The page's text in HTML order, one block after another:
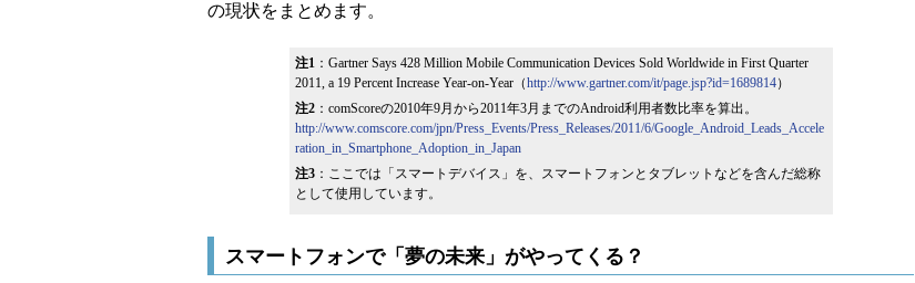
の現状をまとめます。
注1：Gartner Says 428 Million Mobile Communication Devices Sold Worldwide in First Quarter
2011, a 19 Percent Increase Year-on-Year（http://www.gartner.com/it/page.jsp?id=1689814）
注2：comScoreの2010年9月から2011年3月までのAndroid利用者数比率を算出。
http://www.comscore.com/jpn/Press_Events/Press_Releases/2011/6/Google_Android_Leads_Accele
ration_in_Smartphone_Adoption_in_Japan
注3：ここでは「スマートデバイス」を、スマートフォンとタブレットなどを含んだ総称
として使用しています。
スマートフォンで「夢の未来」がやってくる？